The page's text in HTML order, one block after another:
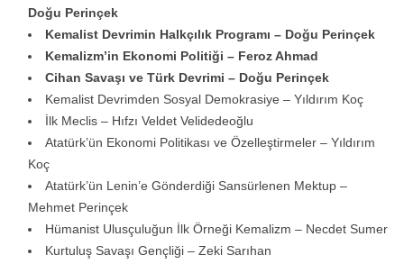
Doğu Perinçek
Kemalist Devrimin Halkçılık Programı – Doğu Perinçek
Kemalizm’in Ekonomi Politiği – Feroz Ahmad
Cihan Savaşı ve Türk Devrimi – Doğu Perinçek
Kemalist Devrimden Sosyal Demokrasiye – Yıldırım Koç
İlk Meclis – Hıfzı Veldet Velidedeoğlu
Atatürk’ün Ekonomi Politikası ve Özelleştirmeler – Yıldırım
Koç
Atatürk’ün Lenin’e Gönderdiği Sansürlenen Mektup –
Mehmet Perinçek
Hümanist Ulusçuluğun İlk Örneği Kemalizm – Necdet Sumer
Kurtuluş Savaşı Gençliği – Zeki Sarıhan